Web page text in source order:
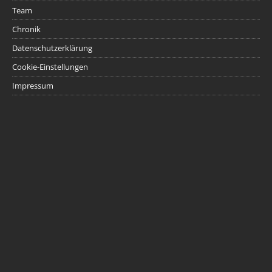
Team
Chronik
Datenschutzerklärung
Cookie-Einstellungen
Impressum